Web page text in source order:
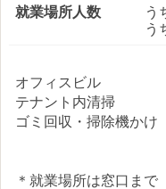
就業場所人数
う
う
オフィスビル
テナント内清掃
ゴミ回収・掃除機かけ
＊就業場所は窓口まで